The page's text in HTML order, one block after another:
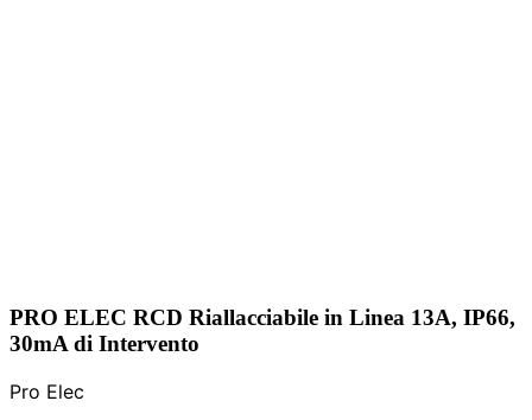
PRO ELEC RCD Riallacciabile in Linea 13A, IP66,
30mA di Intervento
Pro Elec